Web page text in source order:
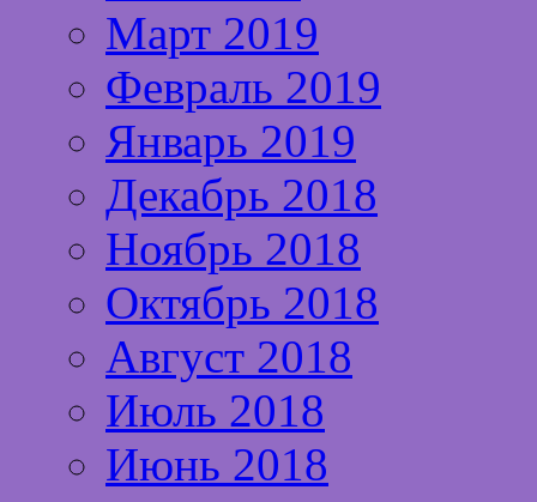
Март 2019
Февраль 2019
Январь 2019
Декабрь 2018
Ноябрь 2018
Октябрь 2018
Август 2018
Июль 2018
Июнь 2018